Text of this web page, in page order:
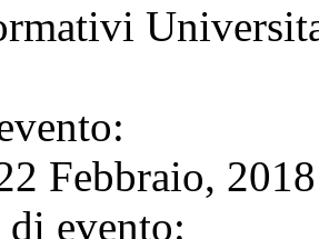
Febbraio,
evento: